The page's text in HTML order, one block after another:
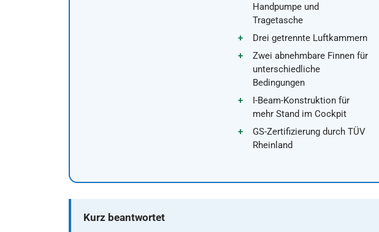
Handpumpe und
Tragetasche
Drei getrennte Luftkammern
Zwei abnehmbare Finnen für
unterschiedliche
Bedingungen
I-Beam-Konstruktion für
mehr Stand im Cockpit
GS-Zertifizierung durch TÜV
Rheinland
Kurz beantwortet